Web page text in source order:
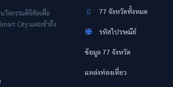
วัตกรรมดิจิทัลเพื่อ
City และเข้าถึง
77 จังหวัดทั้งหมด
รหัสไปรษณีย์
ข้อมูล 77 จังหวัด
แหล่งท่องเที่ยว